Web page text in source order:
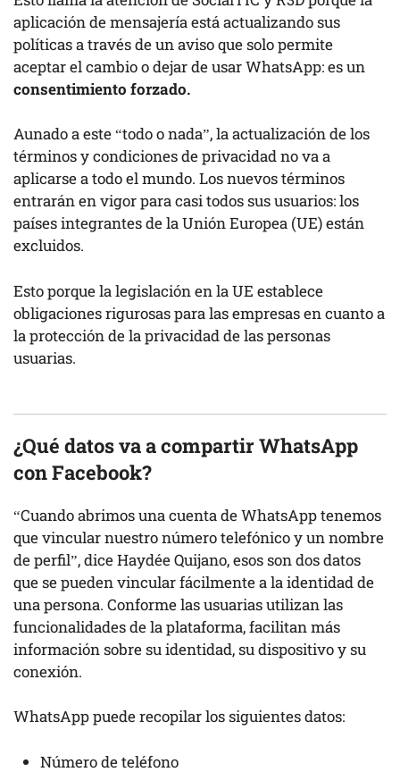
aplicación de mensajería está actualizando sus
políticas a través de un aviso que solo permite
aceptar el cambio o dejar de usar WhatsApp: es un
consentimiento forzado.
Aunado a este “todo o nada”, la actualización de los
términos y condiciones de privacidad no va a
aplicarse a todo el mundo. Los nuevos términos
entrarán en vigor para casi todos sus usuarios: los
países integrantes de la Unión Europea (UE) están
excluidos.
Esto porque la legislación en la UE establece
obligaciones rigurosas para las empresas en cuanto a
la protección de la privacidad de las personas
usuarias.
¿Qué datos va a compartir WhatsApp
con Facebook?
“Cuando abrimos una cuenta de WhatsApp tenemos
que vincular nuestro número telefónico y un nombre
de perfil”, dice Haydée Quijano, esos son dos datos
que se pueden vincular fácilmente a la identidad de
una persona. Conforme las usuarias utilizan las
funcionalidades de la plataforma, facilitan más
información sobre su identidad, su dispositivo y su
conexión.
WhatsApp puede recopilar los siguientes datos:
Número de teléfono